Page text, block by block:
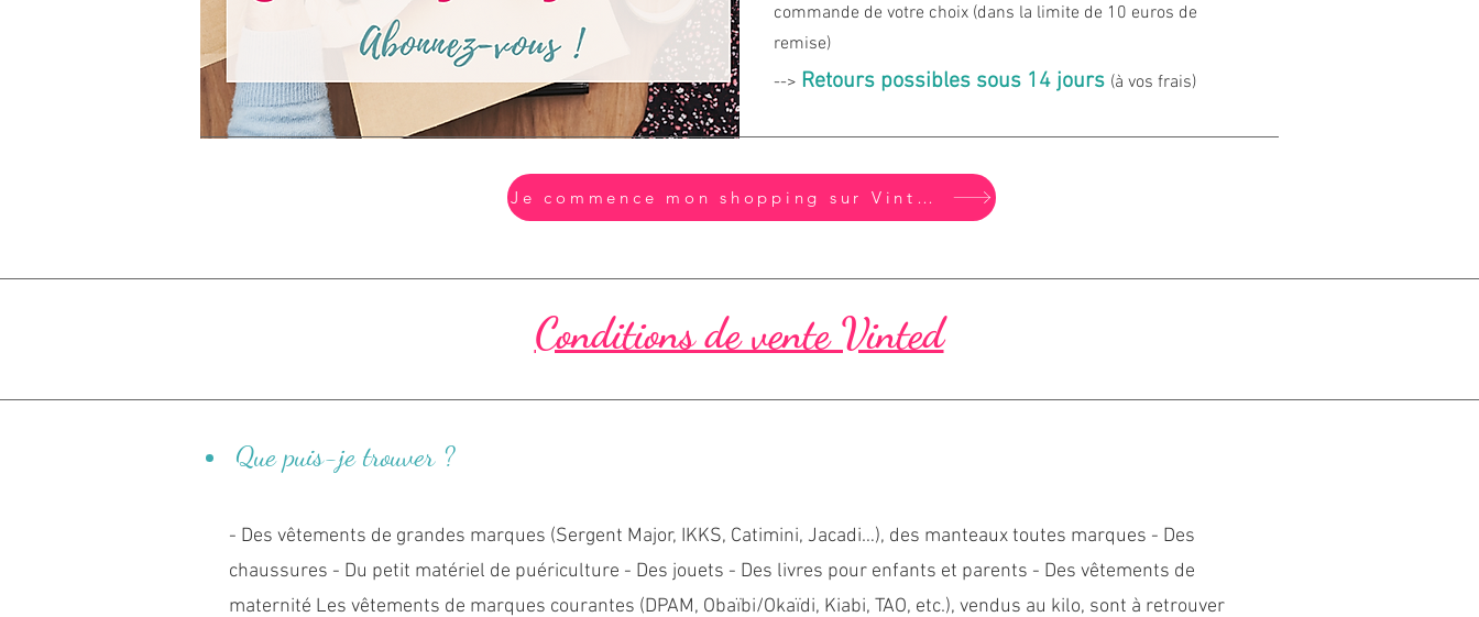
commande de votre choix (dans la limite de 10 euros de
remise)
--> Retours possibles sous 14 jours (à vos frais)
Je commence mon shopping sur Vinted
Conditions de vente Vinted
Que puis-je trouver ?
- Des vêtements de grandes marques (Sergent Major, IKKS, Catimini, Jacadi…), des manteaux toutes marques - Des
chaussures - Du petit matériel de puériculture - Des jouets - Des livres pour enfants et parents - Des vêtements de
maternité Les vêtements de marques courantes (DPAM, Obaïbi/Okaïdi, Kiabi, TAO, etc.), vendus au kilo, sont à retrouver